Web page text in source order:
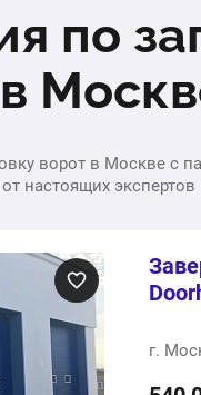
по
ворот в Москве с
настоящих
г.